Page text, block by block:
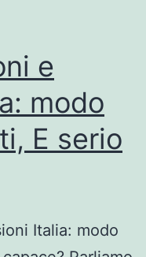
e
modo
E serio
Italia: modo